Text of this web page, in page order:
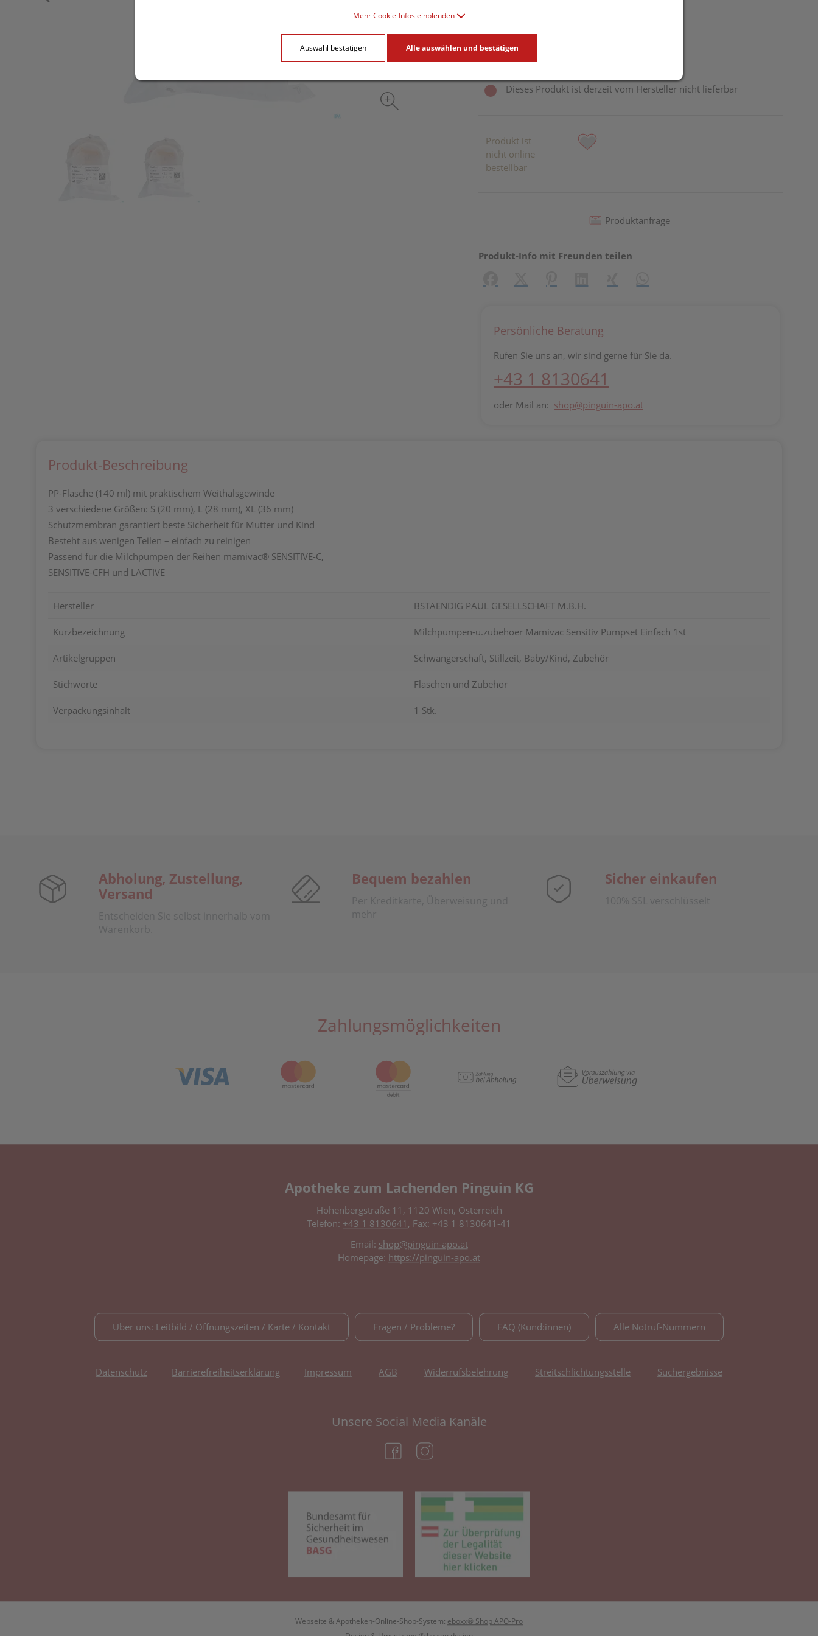
Dieses Produkt ist derzeit vom Hersteller nicht lieferbar
Produkt ist
nicht online
bestellbar
Produktanfrage
Produkt-Info mit Freunden teilen
Persönliche Beratung
Rufen Sie uns an, wir sind gerne für Sie da.
+43 1 8130641
oder Mail an: shop@pinguin-apo.at
Produkt-Beschreibung
PP-Flasche (140 ml) mit praktischem Weithalsgewinde
3 verschiedene Größen: S (20 mm), L (28 mm), XL (36 mm)
Schutzmembran garantiert beste Sicherheit für Mutter und Kind
Besteht aus wenigen Teilen – einfach zu reinigen
Passend für die Milchpumpen der Reihen mamivac® SENSITIVE-C,
SENSITIVE-CFH und LACTIVE
Hersteller BSTAENDIG PAUL GESELLSCHAFT M.B.H.
Kurzbezeichnung Milchpumpen-u.zubehoer Mamivac Sensitiv Pumpset Einfach 1st
Artikelgruppen Schwangerschaft, Stillzeit, Baby/Kind, Zubehör
Stichworte Flaschen und Zubehör
Verpackungsinhalt 1 Stk.
Abholung, Zustellung,
Versand
Entscheiden Sie selbst innerhalb vom
Warenkorb.
Bequem bezahlen
Per Kreditkarte, Überweisung und
mehr
Sicher einkaufen
100% SSL verschlüsselt
Zahlungsmöglichkeiten
Apotheke zum Lachenden Pinguin KG
Hohenbergstraße 11, 1120 Wien, Österreich
Telefon: +43 1 8130641 , Fax: +43 1 8130641-41
Email: shop@pinguin-apo.at
Homepage: https://pinguin-apo.at
Über uns: Leitbild / Öffnungszeiten / Karte / Kontakt Fragen / Probleme? FAQ (Kund:innen) Alle Notruf-Nummern
Datenschutz Barrierefreiheitserklärung Impressum AGB Widerrufsbelehrung Streitschlichtungsstelle Suchergebnisse
Unsere Social Media Kanäle
(öffnet in neuem Tab)
(öffnet in neuem Tab)
Webseite & Apotheken-Online-Shop-System: eboxx® Shop APO-Pro
Mehr Cookie-Infos einblenden
Auswahl bestätigen Alle auswählen und bestätigen